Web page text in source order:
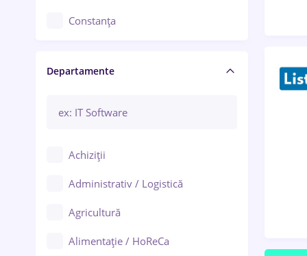
Constanța
Brașov
Bacău
Galați (Galați)
Ploiești
Departamente
Achiziții
Administrativ / Logistică
Agricultură
Alimentație / HoReCa